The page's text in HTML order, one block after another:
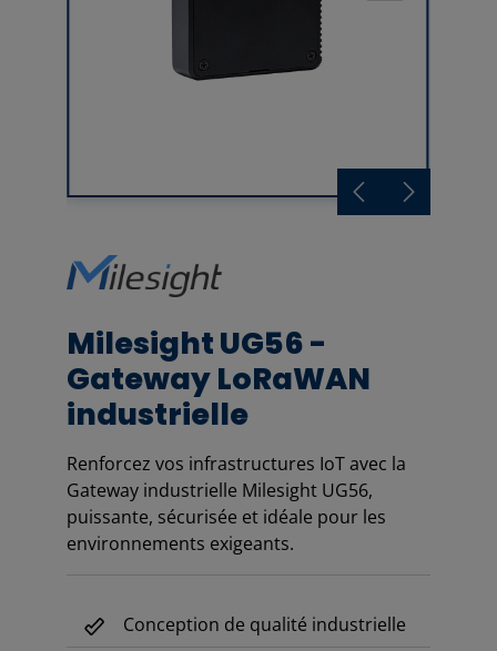
Milesight UG56 -
Gateway LoRaWAN
industrielle
Renforcez vos infrastructures IoT avec la
Gateway industrielle Milesight UG56,
puissante, sécurisée et idéale pour les
environnements exigeants.
Conception de qualité industrielle